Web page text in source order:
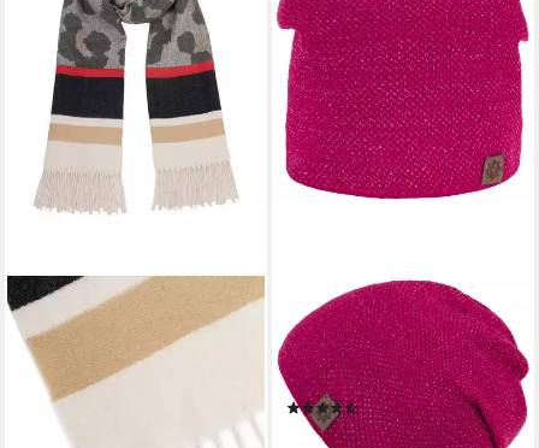
SAMAYA
Modeschal Percy, (1-St), mit
Fransen
35,99 €
lieferbar - in 2-3 Werktagen bei dir
COMPAGNO
Strickmütze (1-St) Damen
Beanie Wintermütze Metallic-
Garn gefüttert Fleecefutter
(5)
26,90 € UVP29,90 €